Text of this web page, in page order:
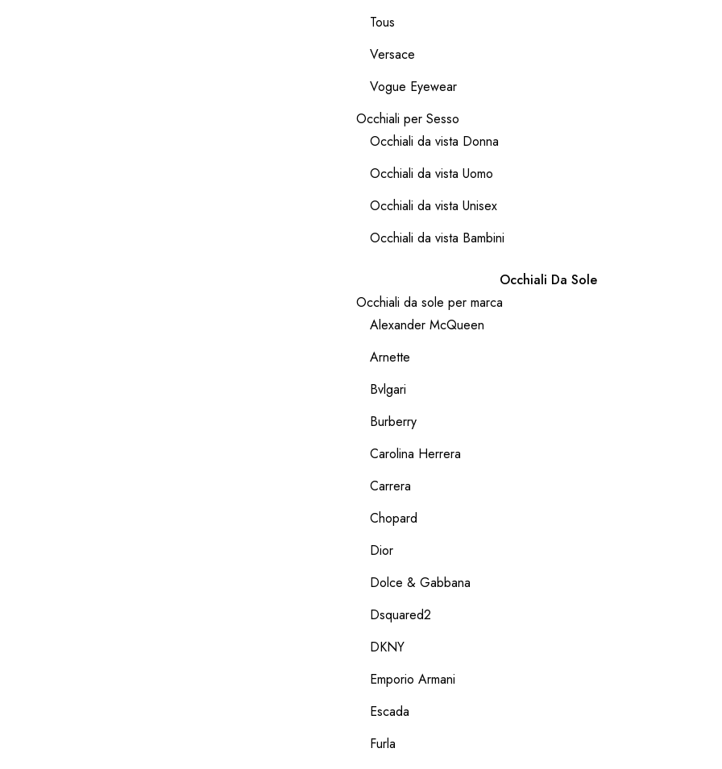
Tous
Versace
Vogue Eyewear
Occhiali per Sesso
Occhiali da vista Donna
Occhiali da vista Uomo
Occhiali da vista Unisex
Occhiali da vista Bambini
Occhiali Da Sole
Occhiali da sole per marca
Alexander McQueen
Arnette
Bvlgari
Burberry
Carolina Herrera
Carrera
Chopard
Dior
Dolce & Gabbana
Dsquared2
DKNY
Emporio Armani
Escada
Furla